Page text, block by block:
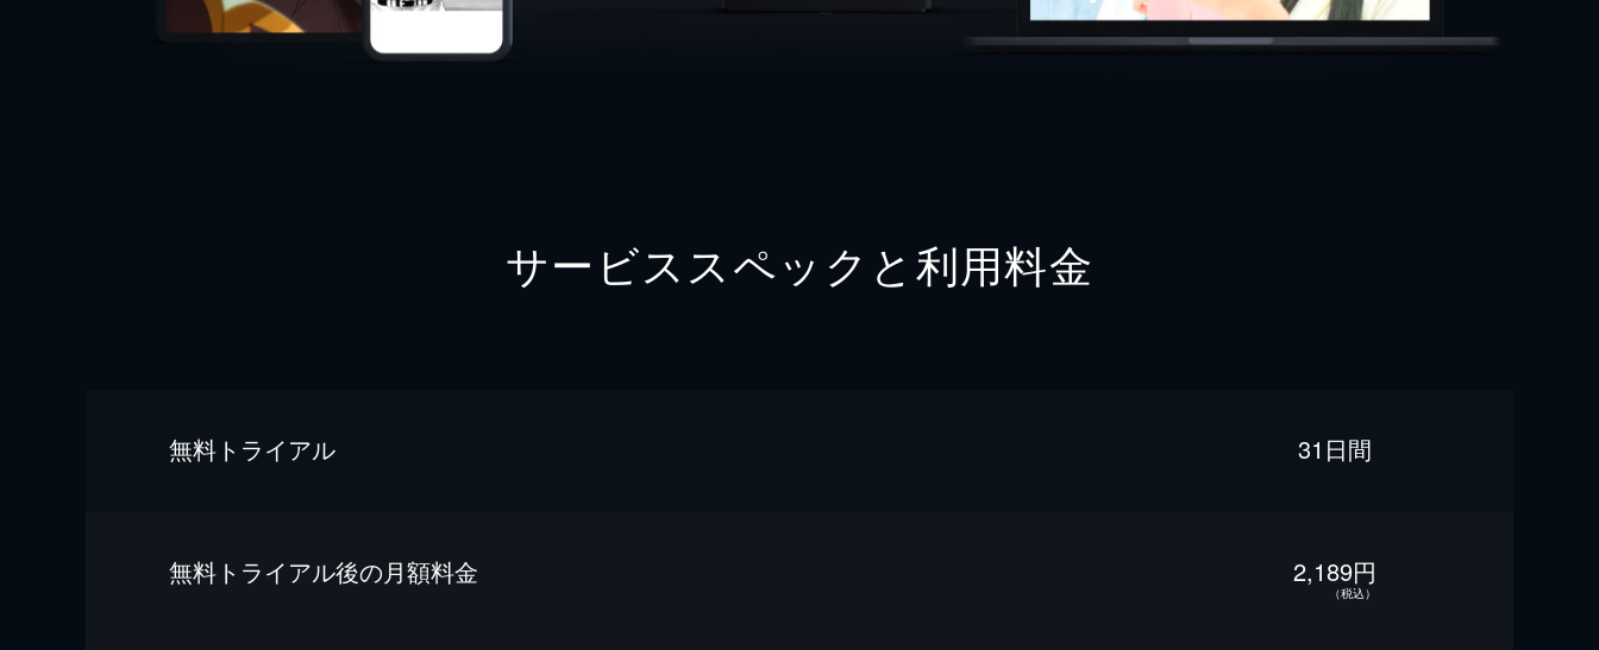
サービススペックと利用料金
無料トライアル 31日間
無料トライアル後の⽉額料金 2,189円
（税込）